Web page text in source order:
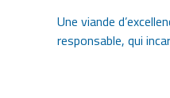
Une viande
responsable, qui